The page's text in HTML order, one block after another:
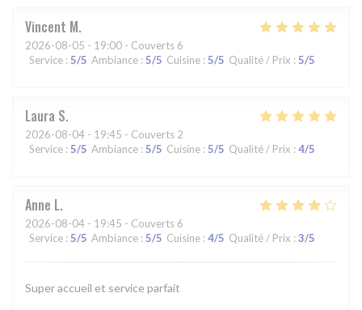
Vincent M
2026-08-05 - 19:00 - Couverts 6
Service : 5/5 Ambiance : 5/5 Cuisine : 5/5 Qualité / Prix : 5/5
Laura S
2026-08-04 - 19:45 - Couverts 2
Service : 5/5 Ambiance : 5/5 Cuisine : 5/5 Qualité / Prix : 4/5
Anne L
2026-08-04 - 19:45 - Couverts 6
Service : 5/5 Ambiance : 5/5 Cuisine : 4/5 Qualité / Prix : 3/5
Super accueil et service parfait